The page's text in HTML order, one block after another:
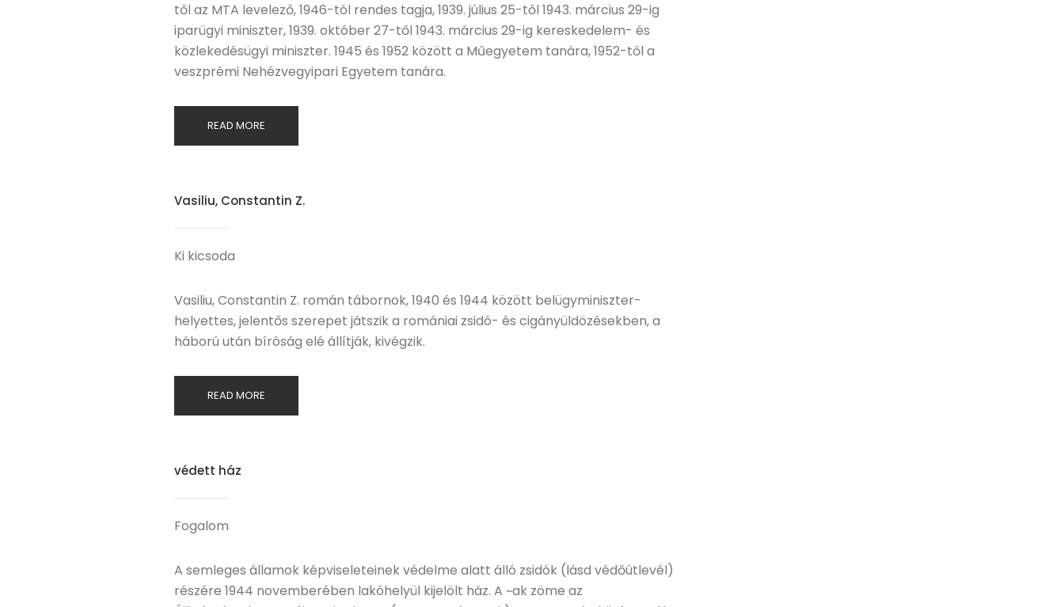
től az MTA levelező, 1946-tól rendes tagja, 1939. július 25-től 1943. március 29-ig
iparügyi miniszter, 1939. október 27-től 1943. március 29-ig kereskedelem- és
közlekedésügyi miniszter. 1945 és 1952 között a Műegyetem tanára, 1952-től a
veszprémi Nehézvegyipari Egyetem tanára.
READ MORE
Vasiliu, Constantin Z.
Ki kicsoda
Vasiliu, Constantin Z. román tábornok, 1940 és 1944 között belügyminiszter-
helyettes, jelentős szerepet játszik a romániai zsidó- és cigányüldözésekben, a
háború után bíróság elé állítják, kivégzik.
READ MORE
védett ház
Fogalom
A semleges államok képviseleteinek védelme alatt álló zsidók (lásd védőútlevél)
részére 1944 novemberében lakóhelyül kijelölt ház. A ~ak zöme az